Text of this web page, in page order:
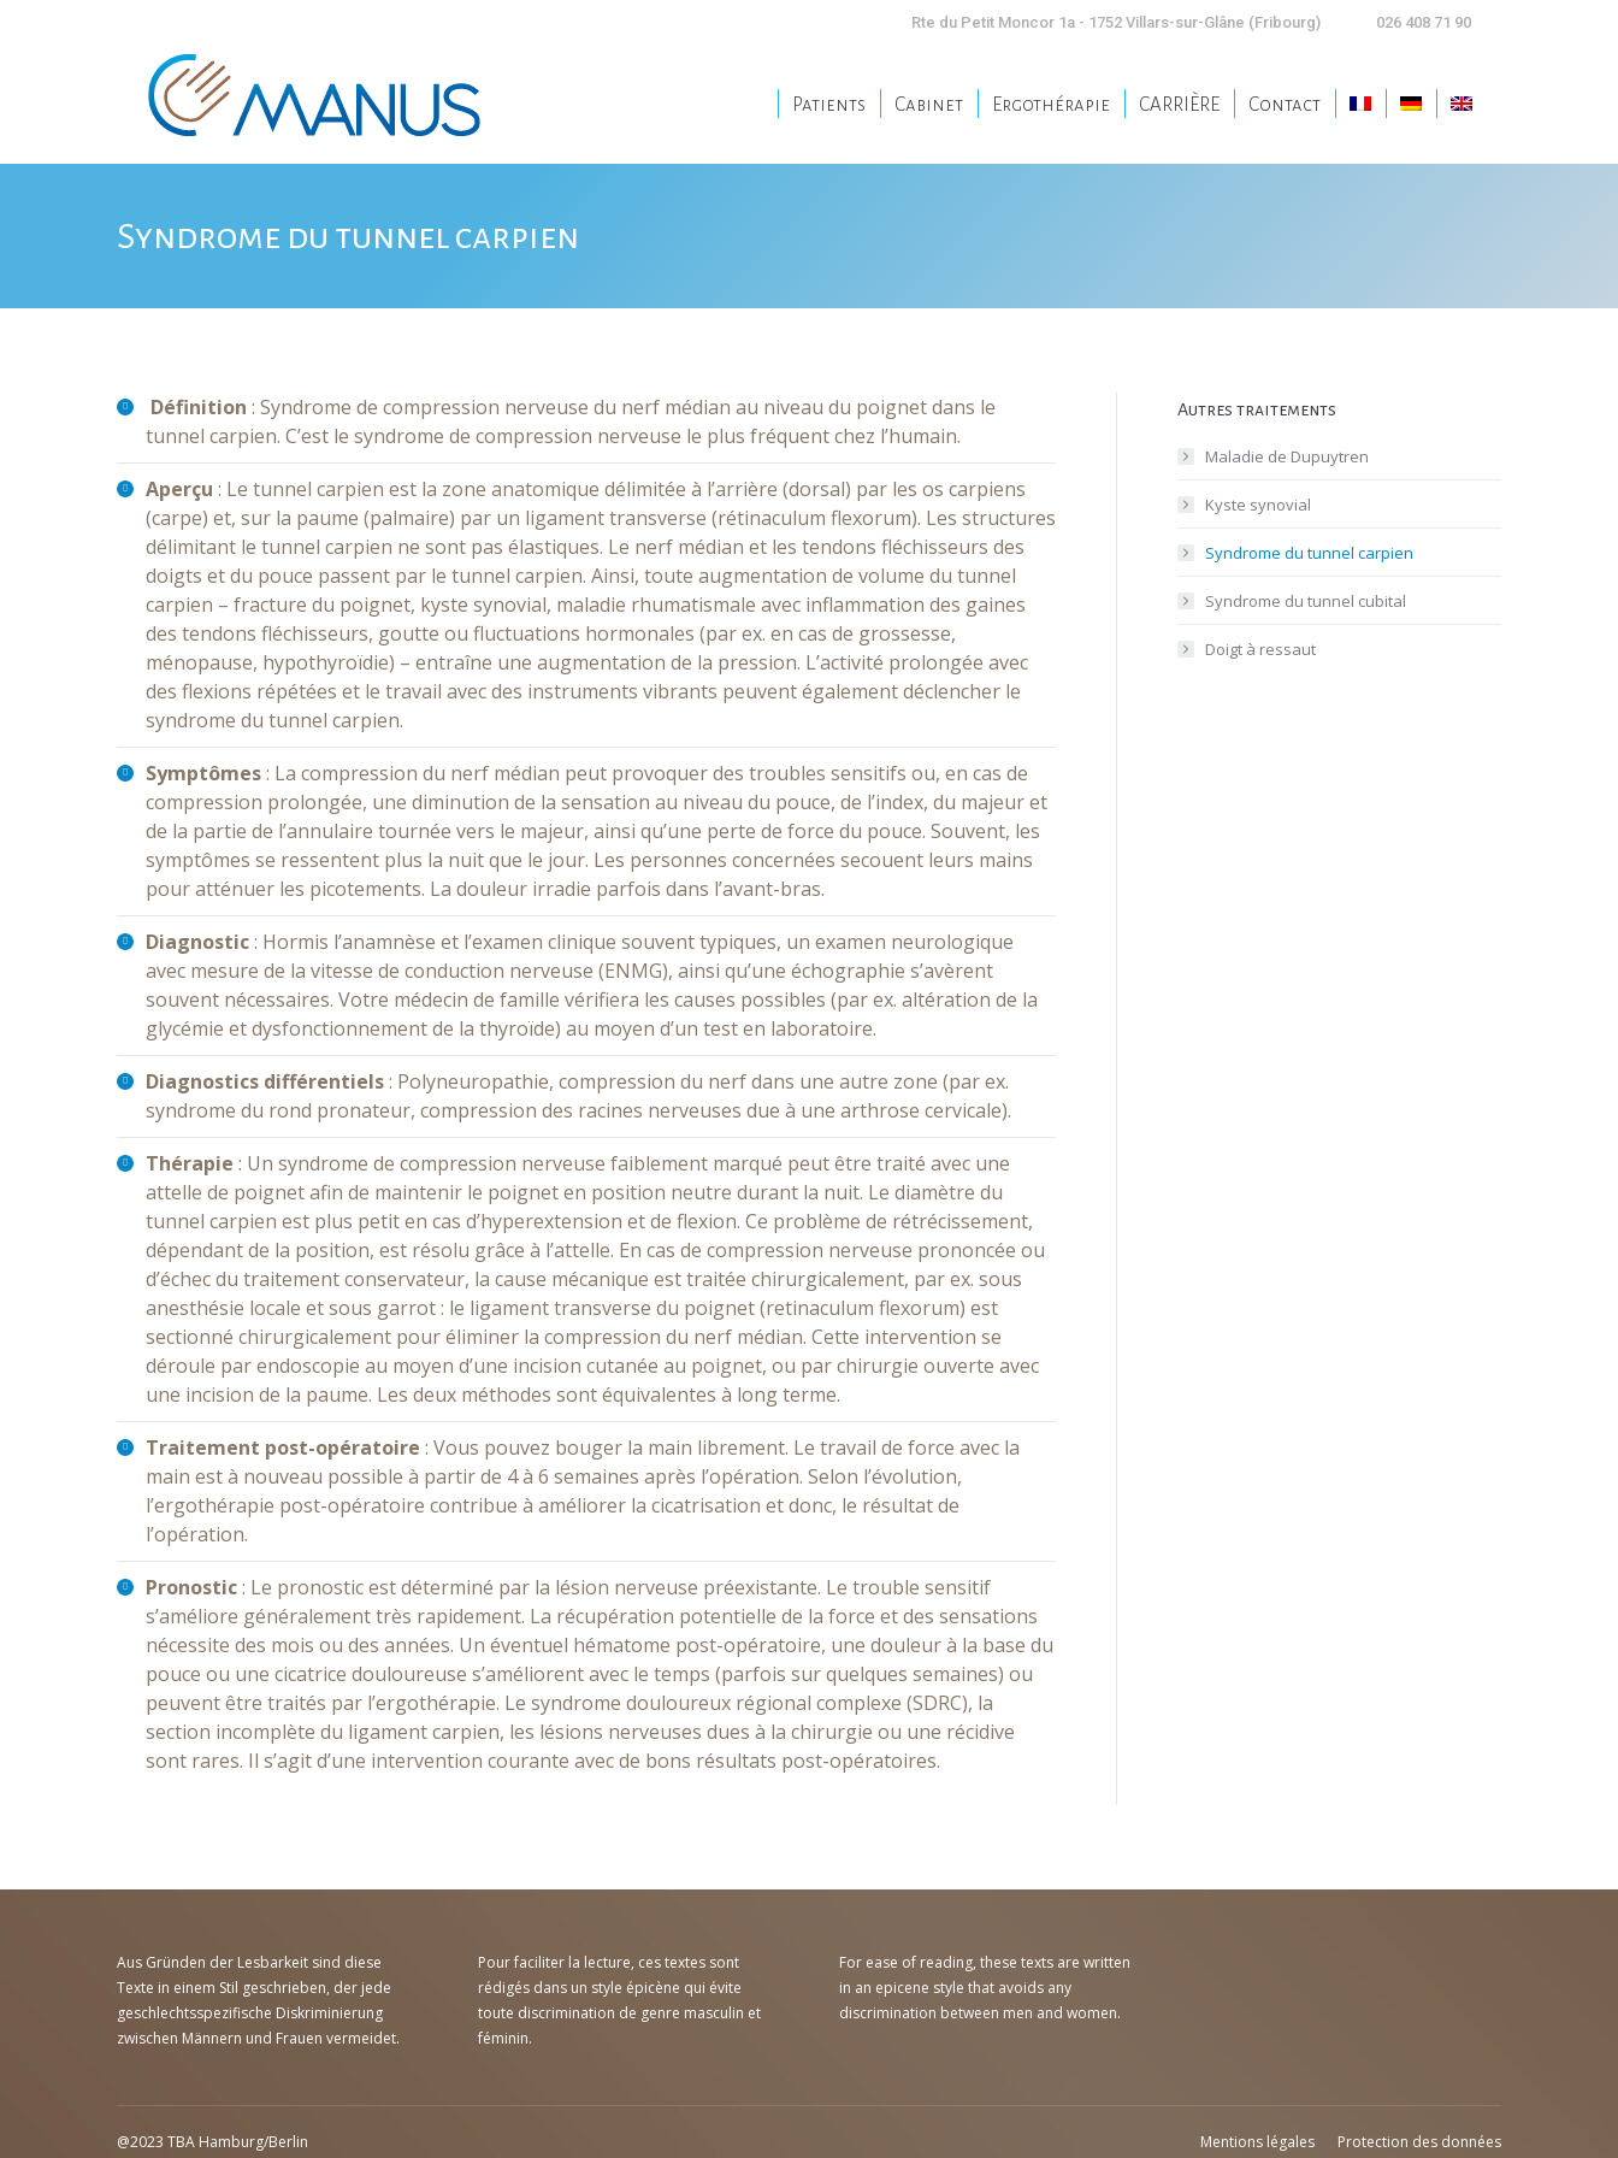
Rte du Petit Moncor 1a - 1752 Villars-sur-Glâne (Fribourg) 026 408 71 90
Patients Cabinet Ergothérapie CARRIÈRE Contact
Syndrome du tunnel carpien
Définition : Syndrome de compression nerveuse du nerf médian au niveau du poignet dans le
tunnel carpien. C’est le syndrome de compression nerveuse le plus fréquent chez l’humain.
Aperçu : Le tunnel carpien est la zone anatomique délimitée à l’arrière (dorsal) par les os carpiens
(carpe) et, sur la paume (palmaire) par un ligament transverse (rétinaculum flexorum). Les structures
délimitant le tunnel carpien ne sont pas élastiques. Le nerf médian et les tendons fléchisseurs des
doigts et du pouce passent par le tunnel carpien. Ainsi, toute augmentation de volume du tunnel
carpien – fracture du poignet, kyste synovial, maladie rhumatismale avec inflammation des gaines
des tendons fléchisseurs, goutte ou fluctuations hormonales (par ex. en cas de grossesse,
ménopause, hypothyroïdie) – entraîne une augmentation de la pression. L’activité prolongée avec
des flexions répétées et le travail avec des instruments vibrants peuvent également déclencher le
syndrome du tunnel carpien.
Symptômes: La compression du nerf médian peut provoquer des troubles sensitifs ou, en cas de
compression prolongée, une diminution de la sensation au niveau du pouce, de l’index, du majeur et
de la partie de l’annulaire tournée vers le majeur, ainsi qu’une perte de force du pouce. Souvent, les
symptômes se ressentent plus la nuit que le jour. Les personnes concernées secouent leurs mains
pour atténuer les picotements. La douleur irradie parfois dans l’avant-bras.
Diagnostic: Hormis l’anamnèse et l’examen clinique souvent typiques, un examen neurologique
avec mesure de la vitesse de conduction nerveuse (ENMG), ainsi qu’une échographie s’avèrent
souvent nécessaires. Votre médecin de famille vérifiera les causes possibles (par ex. altération de la
glycémie et dysfonctionnement de la thyroïde) au moyen d’un test en laboratoire.
Diagnostics différentiels: Polyneuropathie, compression du nerf dans une autre zone (par ex.
syndrome du rond pronateur, compression des racines nerveuses due à une arthrose cervicale).
Thérapie : Un syndrome de compression nerveuse faiblement marqué peut être traité avec une
attelle de poignet afin de maintenir le poignet en position neutre durant la nuit. Le diamètre du
tunnel carpien est plus petit en cas d’hyperextension et de flexion. Ce problème de rétrécissement,
dépendant de la position, est résolu grâce à l’attelle. En cas de compression nerveuse prononcée ou
d’échec du traitement conservateur, la cause mécanique est traitée chirurgicalement, par ex. sous
anesthésie locale et sous garrot : le ligament transverse du poignet (retinaculum flexorum) est
sectionné chirurgicalement pour éliminer la compression du nerf médian. Cette intervention se
déroule par endoscopie au moyen d’une incision cutanée au poignet, ou par chirurgie ouverte avec
une incision de la paume. Les deux méthodes sont équivalentes à long terme.
Traitement post-opératoire : Vous pouvez bouger la main librement. Le travail de force avec la
main est à nouveau possible à partir de 4 à 6 semaines après l’opération. Selon l’évolution,
l’ergothérapie post-opératoire contribue à améliorer la cicatrisation et donc, le résultat de
l’opération.
Pronostic: Le pronostic est déterminé par la lésion nerveuse préexistante. Le trouble sensitif
s’améliore généralement très rapidement. La récupération potentielle de la force et des sensations
nécessite des mois ou des années. Un éventuel hématome post-opératoire, une douleur à la base du
pouce ou une cicatrice douloureuse s’améliorent avec le temps (parfois sur quelques semaines) ou
peuvent être traités par l’ergothérapie. Le syndrome douloureux régional complexe (SDRC), la
section incomplète du ligament carpien, les lésions nerveuses dues à la chirurgie ou une récidive
sont rares. Il s’agit d’une intervention courante avec de bons résultats post-opératoires.
Autres traitements
Maladie de Dupuytren
Kyste synovial
Syndrome du tunnel carpien
Syndrome du tunnel cubital
Doigt à ressaut
Aus Gründen der Lesbarkeit sind diese
Texte in einem Stil geschrieben, der jede
geschlechtsspezifische Diskriminierung
zwischen Männern und Frauen vermeidet.
Pour faciliter la lecture, ces textes sont
rédigés dans un style épicène qui évite
toute discrimination de genre masculin et
féminin.
For ease of reading, these texts are written
in an epicene style that avoids any
discrimination between men and women.
@2023 TBA Hamburg/Berlin Mentions légales Protection des données